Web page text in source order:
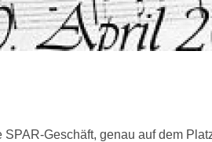
Geschäft, genau auf dem